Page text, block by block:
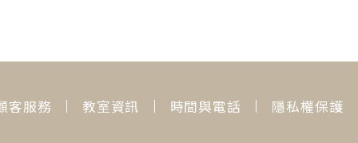
客服務 教室資訊 時間與電話 隱私權保護